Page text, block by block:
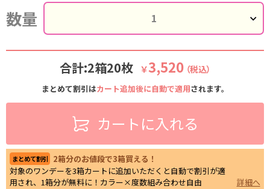
数量
合計:2箱20枚 ￥3,520 （税込）
まとめて割引はカート追加後に自動で適用されます。
カートに入れる
まとめて割引
2箱分のお値段で3箱買える！
対象のワンデーを3箱カートに追加いただくと自動で割引が適
用され、1箱分が無料に！カラー×度数組み合わせ自由
詳細へ